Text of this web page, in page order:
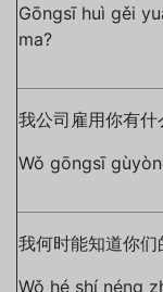
Gōngsī huì gěi
ma?
我公司雇用你有什
Wǒ gōngsī
我何时能知道你们
Wǒ hé shí néng